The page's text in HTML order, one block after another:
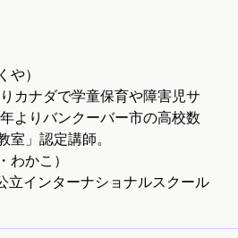
や）
カナダで学童保育や障害児サ
よりバンクーバー市の高校数
室」認定講師。
わかこ）
立インターナショナルスクール